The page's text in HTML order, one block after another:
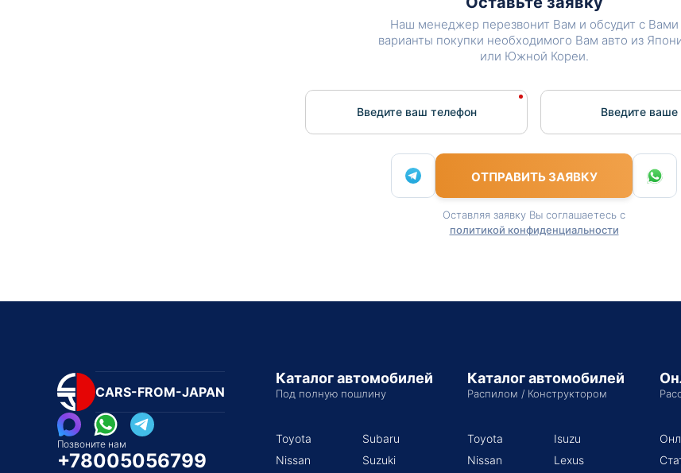
Наш менеджер перезвонит Вам и обсудит с Вами
варианты покупки необходимого Вам авто из
или Южной Кореи.
Введите ваш телефон Введите вашe
ОТПРАВИТЬ ЗАЯВКУ
Оставляя заявку Вы соглашаетесь с
политикой конфиденциальности
CARS-FROM-JAPAN
Позвоните нам
+78005056799
Каталог автомобилей
Под полную пошлину
Toyota
Nissan
Subaru
Suzuki
Каталог автомобилей
Распилом / Конструктором
Toyota
Nissan
Isuzu
Lexus